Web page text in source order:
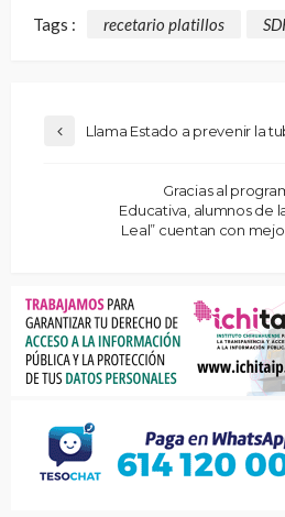
Tags : recetario platillos
Llama Estado a prevenir la
Gracias al
Educativa, alumnos de
Leal” cuentan con